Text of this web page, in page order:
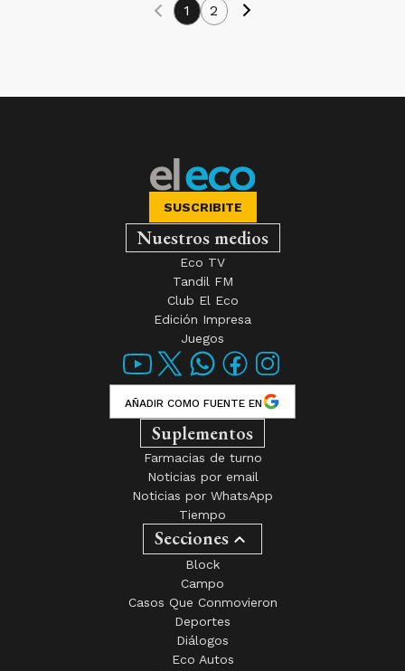
1 2
SUSCRIBITE
Nuestros medios
Eco TV
Tandil FM
Club El Eco
Edición Impresa
Juegos
AÑADIR COMO FUENTE EN
Suplementos
Farmacias de turno
Noticias por email
Noticias por WhatsApp
Tiempo
Secciones
Block
Campo
Casos Que Conmovieron
Deportes
Diálogos
Eco Autos